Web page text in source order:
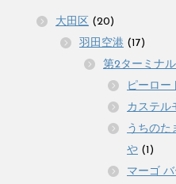
大田区 (20)
羽田空港 (17)
第2ターミナ
ピーロー
カステル
うちのた
や (1)
マーゴ バ